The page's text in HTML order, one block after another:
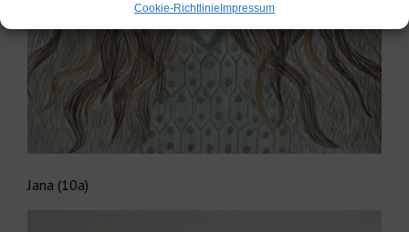
Cookie-RichtlinieImpressum
Jana (10a)